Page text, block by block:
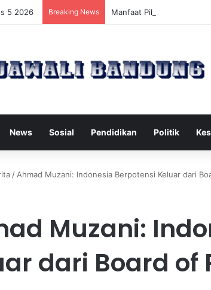
5 2026 Breaking News Manfaat Pilates Reformer
News Sosial Pendidikan Politik
/ Ahmad Muzani: Indonesia Berpotensi Keluar dari
Muzani:
dari Board of